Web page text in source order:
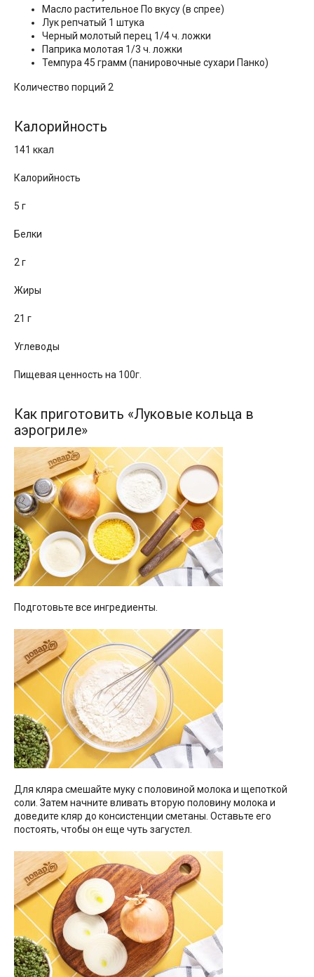
Масло растительное По вкусу (в спрее)
Лук репчатый 1 штука
Черный молотый перец 1/4 ч. ложки
Паприка молотая 1/3 ч. ложки
Темпура 45 грамм (панировочные сухари Панко)
Количество порций 2
Калорийность
141 ккал
Калорийность
5 г
Белки
2 г
Жиры
21 г
Углеводы
Пищевая ценность на 100г.
Как приготовить «Луковые кольца в
аэрогриле»
Подготовьте все ингредиенты.
Для кляра смешайте муку с половиной молока и щепоткой
соли. Затем начните вливать вторую половину молока и
доведите кляр до консистенции сметаны. Оставьте его
постоять, чтобы он еще чуть загустел.